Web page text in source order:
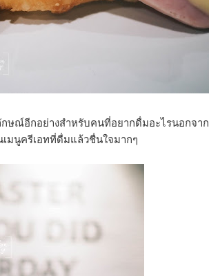
ษณ์อีกอย่างสำหรับคนที่อยากดื่มอะไรนอกจาก
มนูครีเอทที่ดื่มแล้วชื่นใจมากๆ